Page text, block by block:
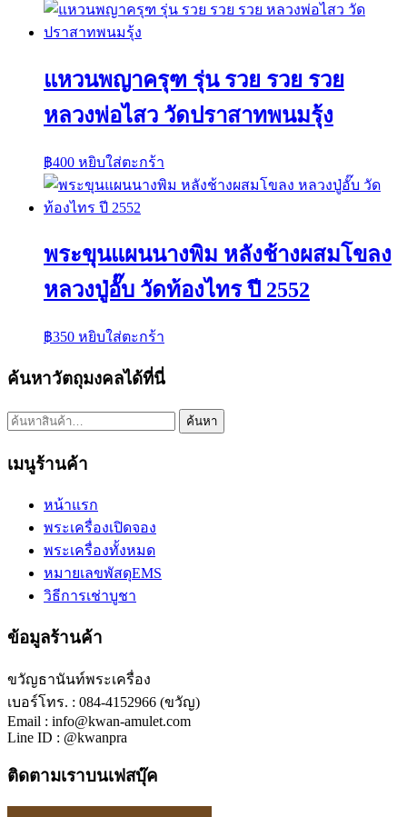
แหวนพญาครุฑ รุ่น รวย รวย รวย
หลวงพ่อไสว วัดปราสาทพนมรุ้ง
฿400 หยิบใส่ตะกร้า
พระขุนแผนนางพิม หลังช้างผสมโขลง
หลวงปู่อั๊บ วัดท้องไทร ปี 2552
฿350 หยิบใส่ตะกร้า
ค้นหาวัตถุมงคลได้ที่นี่
ค้นหา: ค้นหา
เมนูร้านค้า
หน้าแรก
พระเครื่องเปิดจอง
พระเครื่องทั้งหมด
หมายเลขพัสดุEMS
วิธีการเช่าบูชา
ข้อมูลร้านค้า
ขวัญธานันท์พระเครื่อง
เบอร์โทร. : 084-4152966 (ขวัญ)
Email : info@kwan-amulet.com
Line ID : @kwanpra
ติดตามเราบนเฟสบุ๊ค